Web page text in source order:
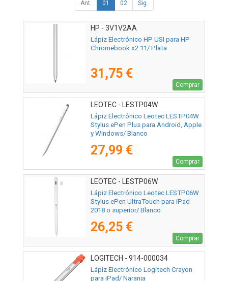
Ant. 01 02 Sig.
HP - 3V1V2AA
Lápiz Electrónico HP USI para HP
Chromebook x2 11/ Plata
31,75 €
Comprar
LEOTEC - LESTP04W
Lápiz Electrónico Leotec LESTP04W
Stylus ePen Plus para Android, Apple
y Windows/ Blanco
27,99 €
Comprar
LEOTEC - LESTP06W
Lápiz Electrónico Leotec LESTP06W
Stylus ePen UltraTouch para iPad
2018 o superior/ Blanco
26,25 €
Comprar
LOGITECH - 914-000034
Lápiz Electrónico Logitech Crayon
para iPad/ Naranja